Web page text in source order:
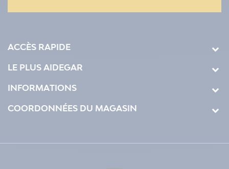
ACCÈS RAPIDE
LE PLUS AIDEGAR
INFORMATIONS
COORDONNÉES DU MAGASIN